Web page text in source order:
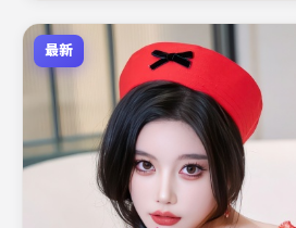
最新